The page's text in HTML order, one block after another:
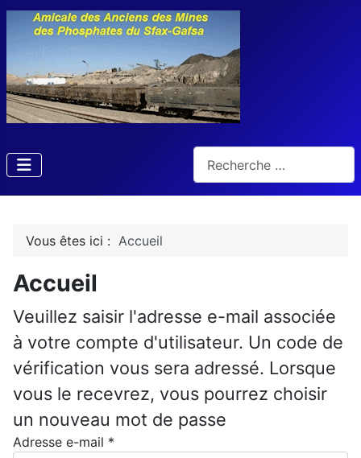
Vous êtes ici : Accueil
Accueil
Veuillez saisir l'adresse e-mail associée
à votre compte d'utilisateur. Un code de
vérification vous sera adressé. Lorsque
vous le recevrez, vous pourrez choisir
un nouveau mot de passe
Adresse e-mail *